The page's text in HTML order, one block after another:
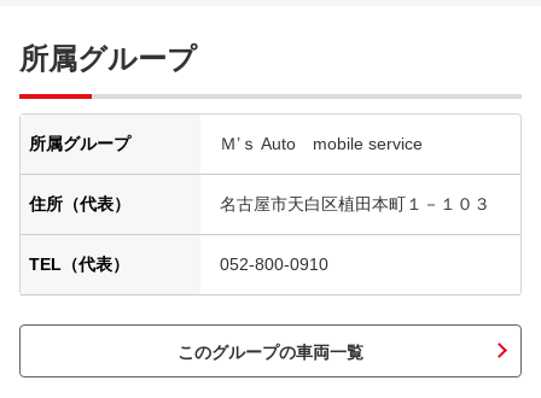
所属グループ
所属グループ Ｍ’ｓ Auto mobile service
住所（代表） 名古屋市天白区植田本町１－１０３
TEL（代表） 052-800-0910
このグループの車両一覧